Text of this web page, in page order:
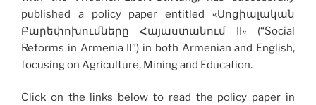
published a policy paper entitled «Սոցիալական
Բարեփոխումները Հայաստանում II» (“Social
Reforms in Armenia II”) in both Armenian and English,
focusing on Agriculture, Mining and Education.
Click on the links below to read the policy paper in